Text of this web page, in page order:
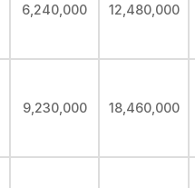
6,240,000 12,480,000
9,230,000 18,460,000